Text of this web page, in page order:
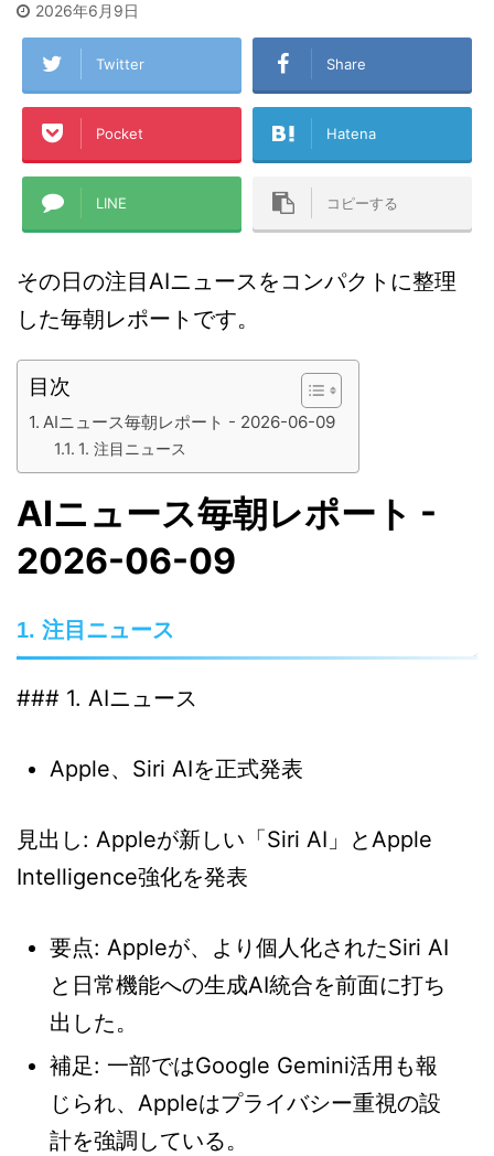
2026年6月9日
Twitter Share
Pocket Hatena
LINE コピーする
その日の注目AIニュースをコンパクトに整理
した毎朝レポートです。
目次
AIニュース毎朝レポート - 2026-06-09
1. 注目ニュース
AIニュース毎朝レポート -
2026-06-09
1. 注目ニュース
### 1. AIニュース
Apple、Siri AIを正式発表
見出し: Appleが新しい「Siri AI」とApple
Intelligence強化を発表
要点: Appleが、より個人化されたSiri AI
と日常機能への生成AI統合を前面に打ち
出した。
補足: 一部ではGoogle Gemini活用も報
じられ、Appleはプライバシー重視の設
計を強調している。